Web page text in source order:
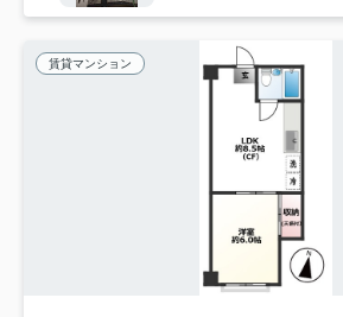
賃貸マンション